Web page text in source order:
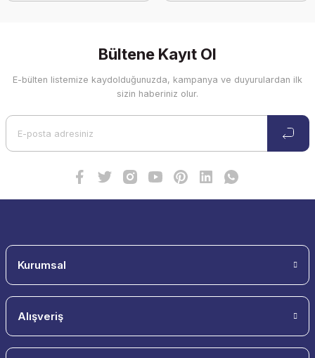
Bültene Kayıt Ol
E-bülten listemize kaydolduğunuzda, kampanya ve duyurulardan ilk
sizin haberiniz olur.
Kurumsal
Alışveriş